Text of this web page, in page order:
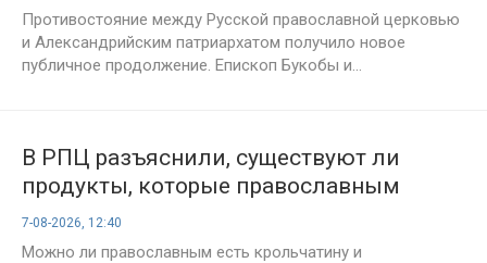
Противостояние между Русской православной церковью
и Александрийским патриархатом получило новое
публичное продолжение. Епископ Букобы и...
В РПЦ разъяснили, существуют ли
продукты, которые православным
нельзя есть даже вне поста
7-08-2026, 12:40
Можно ли православным есть крольчатину и